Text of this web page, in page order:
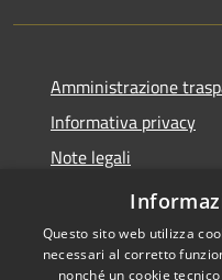
Amministrazione
Informativa privacy
Note legali
Dichiarazione di
Questo sito web utilizza
necessari al corretto
nonché un cookie